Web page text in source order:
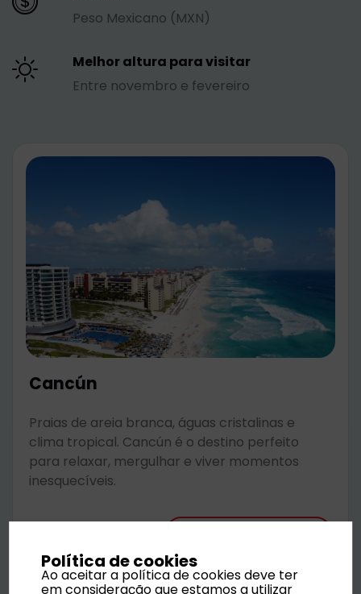
Peso Mexicano (MXN)
Melhor altura para visitar
Entre novembro e fevereiro
Cancún
Praias de areia branca, águas cristalinas e
clima tropical. Cancún é o destino perfeito
para relaxar, mergulhar e viver momentos
inesquecíveis.
por pessoa
Política de cookies
Ao aceitar a política de cookies deve ter
em consideração que estamos a utilizar